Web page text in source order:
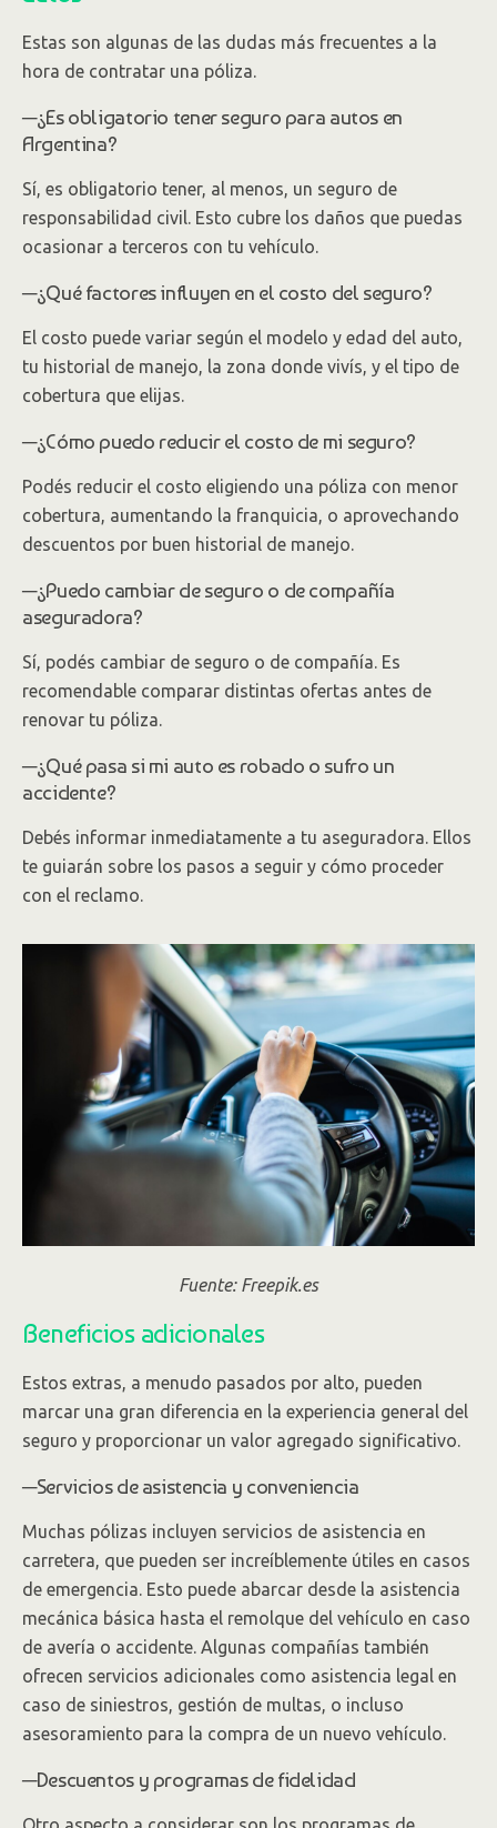
Estas son algunas de las dudas más frecuentes a la
hora de contratar una póliza.
─¿Es obligatorio tener seguro para autos en
Argentina?
Sí, es obligatorio tener, al menos, un seguro de
responsabilidad civil. Esto cubre los daños que puedas
ocasionar a terceros con tu vehículo.
─¿Qué factores influyen en el costo del seguro?
El costo puede variar según el modelo y edad del auto,
tu historial de manejo, la zona donde vivís, y el tipo de
cobertura que elijas.
─¿Cómo puedo reducir el costo de mi seguro?
Podés reducir el costo eligiendo una póliza con menor
cobertura, aumentando la franquicia, o aprovechando
descuentos por buen historial de manejo.
─¿Puedo cambiar de seguro o de compañía
aseguradora?
Sí, podés cambiar de seguro o de compañía. Es
recomendable comparar distintas ofertas antes de
renovar tu póliza.
─¿Qué pasa si mi auto es robado o sufro un
accidente?
Debés informar inmediatamente a tu aseguradora. Ellos
te guiarán sobre los pasos a seguir y cómo proceder
con el reclamo.
Fuente: Freepik.es
Beneficios adicionales
Estos extras, a menudo pasados por alto, pueden
marcar una gran diferencia en la experiencia general del
seguro y proporcionar un valor agregado significativo.
─Servicios de asistencia y conveniencia
Muchas pólizas incluyen servicios de asistencia en
carretera, que pueden ser increíblemente útiles en casos
de emergencia. Esto puede abarcar desde la asistencia
mecánica básica hasta el remolque del vehículo en caso
de avería o accidente. Algunas compañías también
ofrecen servicios adicionales como asistencia legal en
caso de siniestros, gestión de multas, o incluso
asesoramiento para la compra de un nuevo vehículo.
─Descuentos y programas de fidelidad